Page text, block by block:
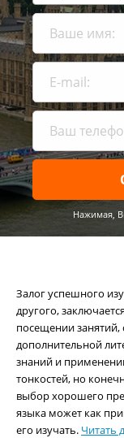
Нажимая,
Залог успешного
другого,
посещении
дополнительной
знаний и
тонкостей, но
выбор хорошего
языка может как
его изучать. Читать